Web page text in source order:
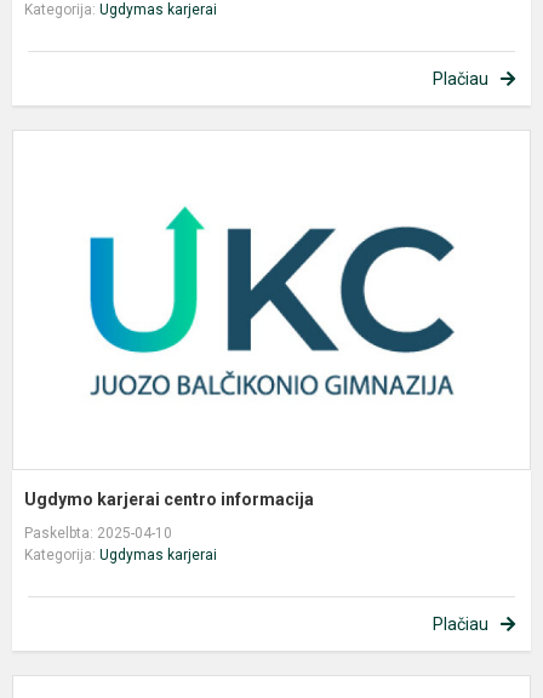
Kategorija: Ugdymas karjerai
Plačiau
Ugdymo karjerai centro informacija
Paskelbta: 2025-04-10
Kategorija: Ugdymas karjerai
Plačiau